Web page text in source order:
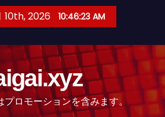
10th, 2026 10:46:24 AM
プロモーションを含みます。